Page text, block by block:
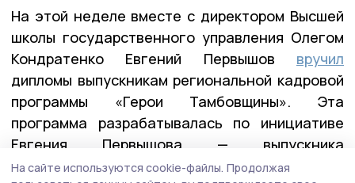
На этой неделе вместе с директором Высшей
школы государственного управления Олегом
Кондратенко Евгений Первышов вручил
дипломы выпускникам региональной кадровой
программы «Герои Тамбовщины». Эта
программа разрабатывалась по инициативе
Евгения Первышова — выпускника
федеральной программы «Время героев», и
На сайте используются cookie-файлы. Продолжая